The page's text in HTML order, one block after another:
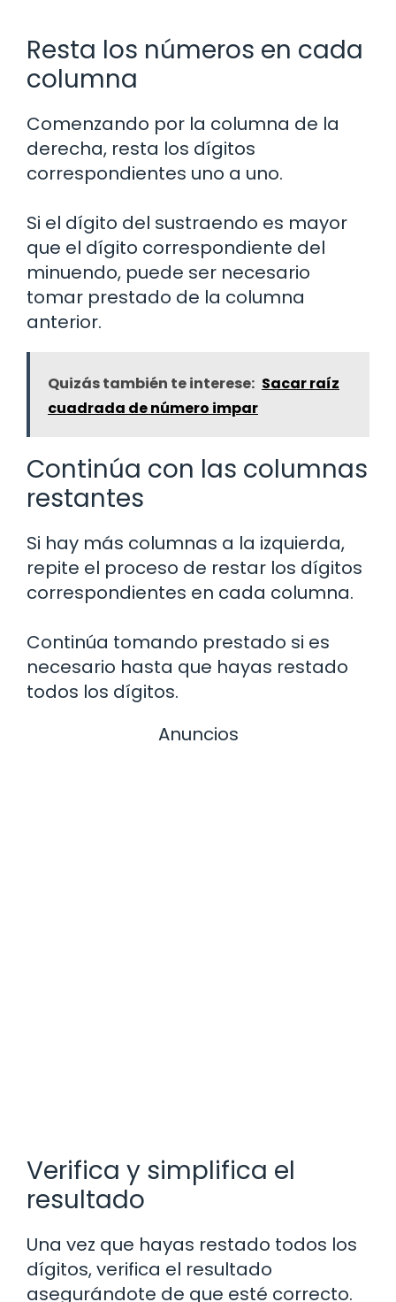
Resta los números en cada
columna
Comenzando por la columna de la
derecha, resta los dígitos
correspondientes uno a uno.
Si el dígito del sustraendo es mayor
que el dígito correspondiente del
minuendo, puede ser necesario
tomar prestado de la columna
anterior.
Quizás también te interese: Sacar raíz
cuadrada de número impar
Continúa con las columnas
restantes
Si hay más columnas a la izquierda,
repite el proceso de restar los dígitos
correspondientes en cada columna.
Continúa tomando prestado si es
necesario hasta que hayas restado
todos los dígitos.
Anuncios
Verifica y simplifica el
resultado
Una vez que hayas restado todos los
dígitos, verifica el resultado
asegurándote de que esté correcto.